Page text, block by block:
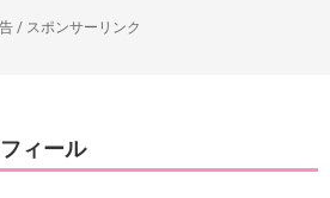
/ スポンサーリンク
ィール